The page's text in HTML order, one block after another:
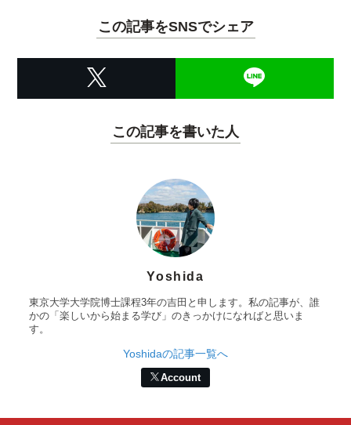
この記事をSNSでシェア
この記事を書いた人
Yoshida
東京大学大学院博士課程3年の吉田と申します。私の記事が、誰
かの「楽しいから始まる学び」のきっかけになればと思いま
す。
Yoshidaの記事一覧へ
Account